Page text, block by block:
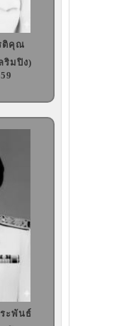
ติคุณ
ริมปิง)
ะพันธ์